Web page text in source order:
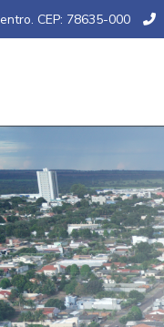
CEP: 78635-000